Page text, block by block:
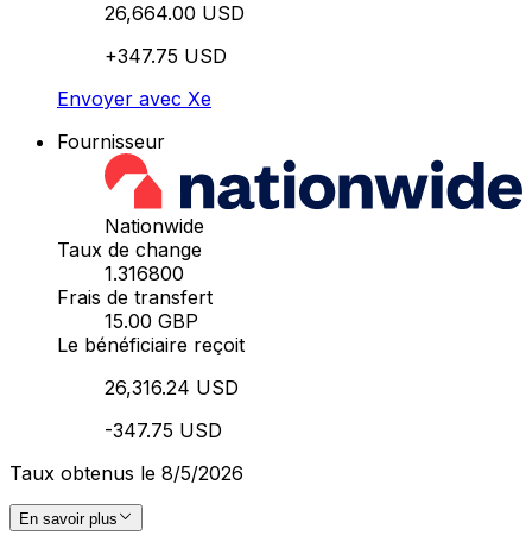
26,664.00 USD
+347.75 USD
Envoyer avec Xe
Fournisseur
Nationwide
Taux de change
1.316800
Frais de transfert
15.00 GBP
Le bénéficiaire reçoit
26,316.24 USD
-347.75 USD
Taux obtenus le 8/5/2026
En savoir plus